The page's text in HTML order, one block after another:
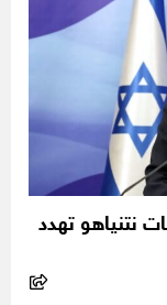
نتنياهو تهدد